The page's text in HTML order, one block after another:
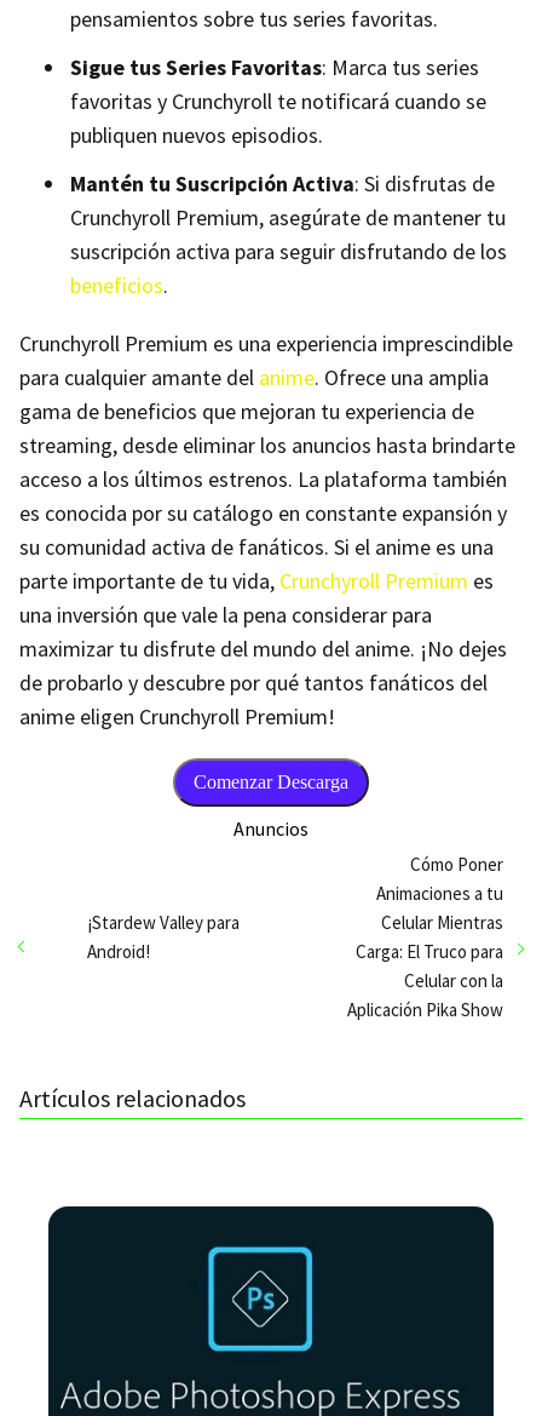
pensamientos sobre tus series favoritas.
Sigue tus Series Favoritas: Marca tus series
favoritas y Crunchyroll te notificará cuando se
publiquen nuevos episodios.
Mantén tu Suscripción Activa: Si disfrutas de
Crunchyroll Premium, asegúrate de mantener tu
suscripción activa para seguir disfrutando de los
beneficios.
Crunchyroll Premium es una experiencia imprescindible
para cualquier amante del anime. Ofrece una amplia
gama de beneficios que mejoran tu experiencia de
streaming, desde eliminar los anuncios hasta brindarte
acceso a los últimos estrenos. La plataforma también
es conocida por su catálogo en constante expansión y
su comunidad activa de fanáticos. Si el anime es una
parte importante de tu vida, Crunchyroll Premium es
una inversión que vale la pena considerar para
maximizar tu disfrute del mundo del anime. ¡No dejes
de probarlo y descubre por qué tantos fanáticos del
anime eligen Crunchyroll Premium!
Comenzar Descarga
Anuncios
¡Stardew Valley para
Android!
Cómo Poner
Animaciones a tu
Celular Mientras
Carga: El Truco para
Celular con la
Aplicación Pika Show
Artículos relacionados